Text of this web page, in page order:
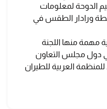
الدوحة لمعلومات
ورادار الطقس في
مهمة منها اللجنة
في دول مجلس التعاون
العربية للطيران